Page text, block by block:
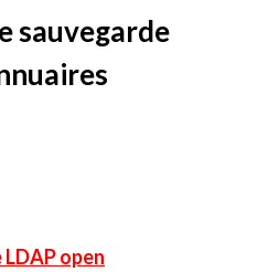
sauvegarde
open